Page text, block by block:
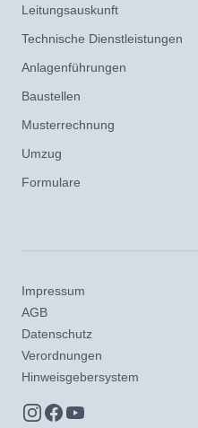
Leitungsauskunft
Technische Dienstleistungen
Anlagenführungen
Baustellen
Musterrechnung
Umzug
Formulare
Impressum
AGB
Datenschutz
Verordnungen
Hinweisgebersystem
Instagram
Facebook
YouTube